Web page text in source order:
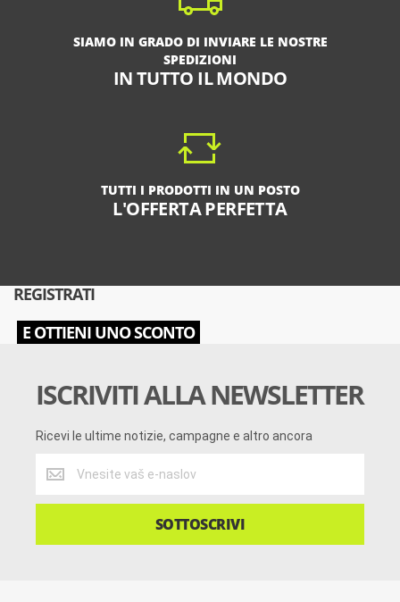
SIAMO IN GRADO DI INVIARE LE NOSTRE
SPEDIZIONI
IN TUTTO IL MONDO
TUTTI I PRODOTTI IN UN POSTO
L'OFFERTA PERFETTA
REGISTRATI
E OTTIENI UNO SCONTO
ISCRIVITI ALLA NEWSLETTER
Ricevi le ultime notizie, campagne e altro ancora
SOTTOSCRIVI